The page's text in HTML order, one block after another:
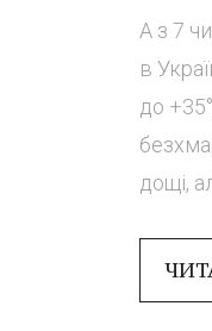
А з 7
в
до
дощі,